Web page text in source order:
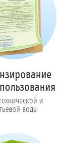
и
воды